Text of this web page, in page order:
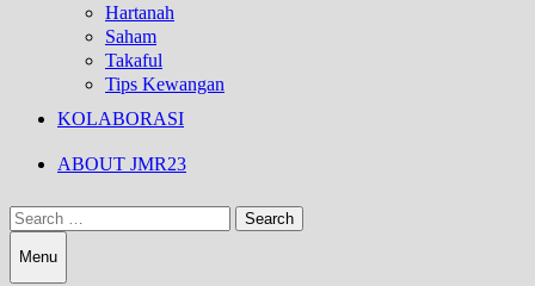
Hartanah
Saham
Takaful
Tips Kewangan
KOLABORASI
ABOUT JMR23
Search
for:
Menu